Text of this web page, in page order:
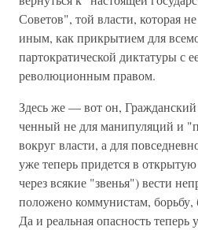
Советов", той власти, которая
иным, как прикрытием для
партократической диктатуры с
революционным правом.
Здесь же — вот он,
ченный не для манипуляций и
во­круг власти, а для
уже теперь придется в
через всякие "звенья") вести
положено коммунистам, борьбу,
Да и реальная опасность